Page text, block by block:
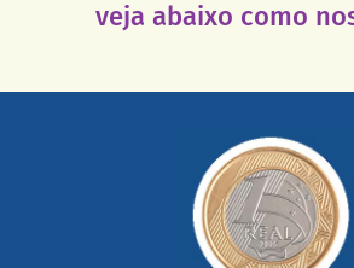
veja abaixo como
somada a de outras
saiba mais